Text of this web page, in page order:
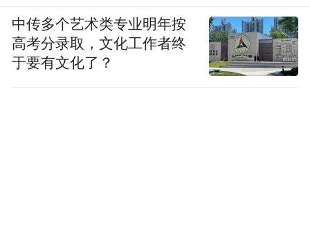
中传多个艺术类专业明年按
高考分录取，文化工作者终
于要有文化了？